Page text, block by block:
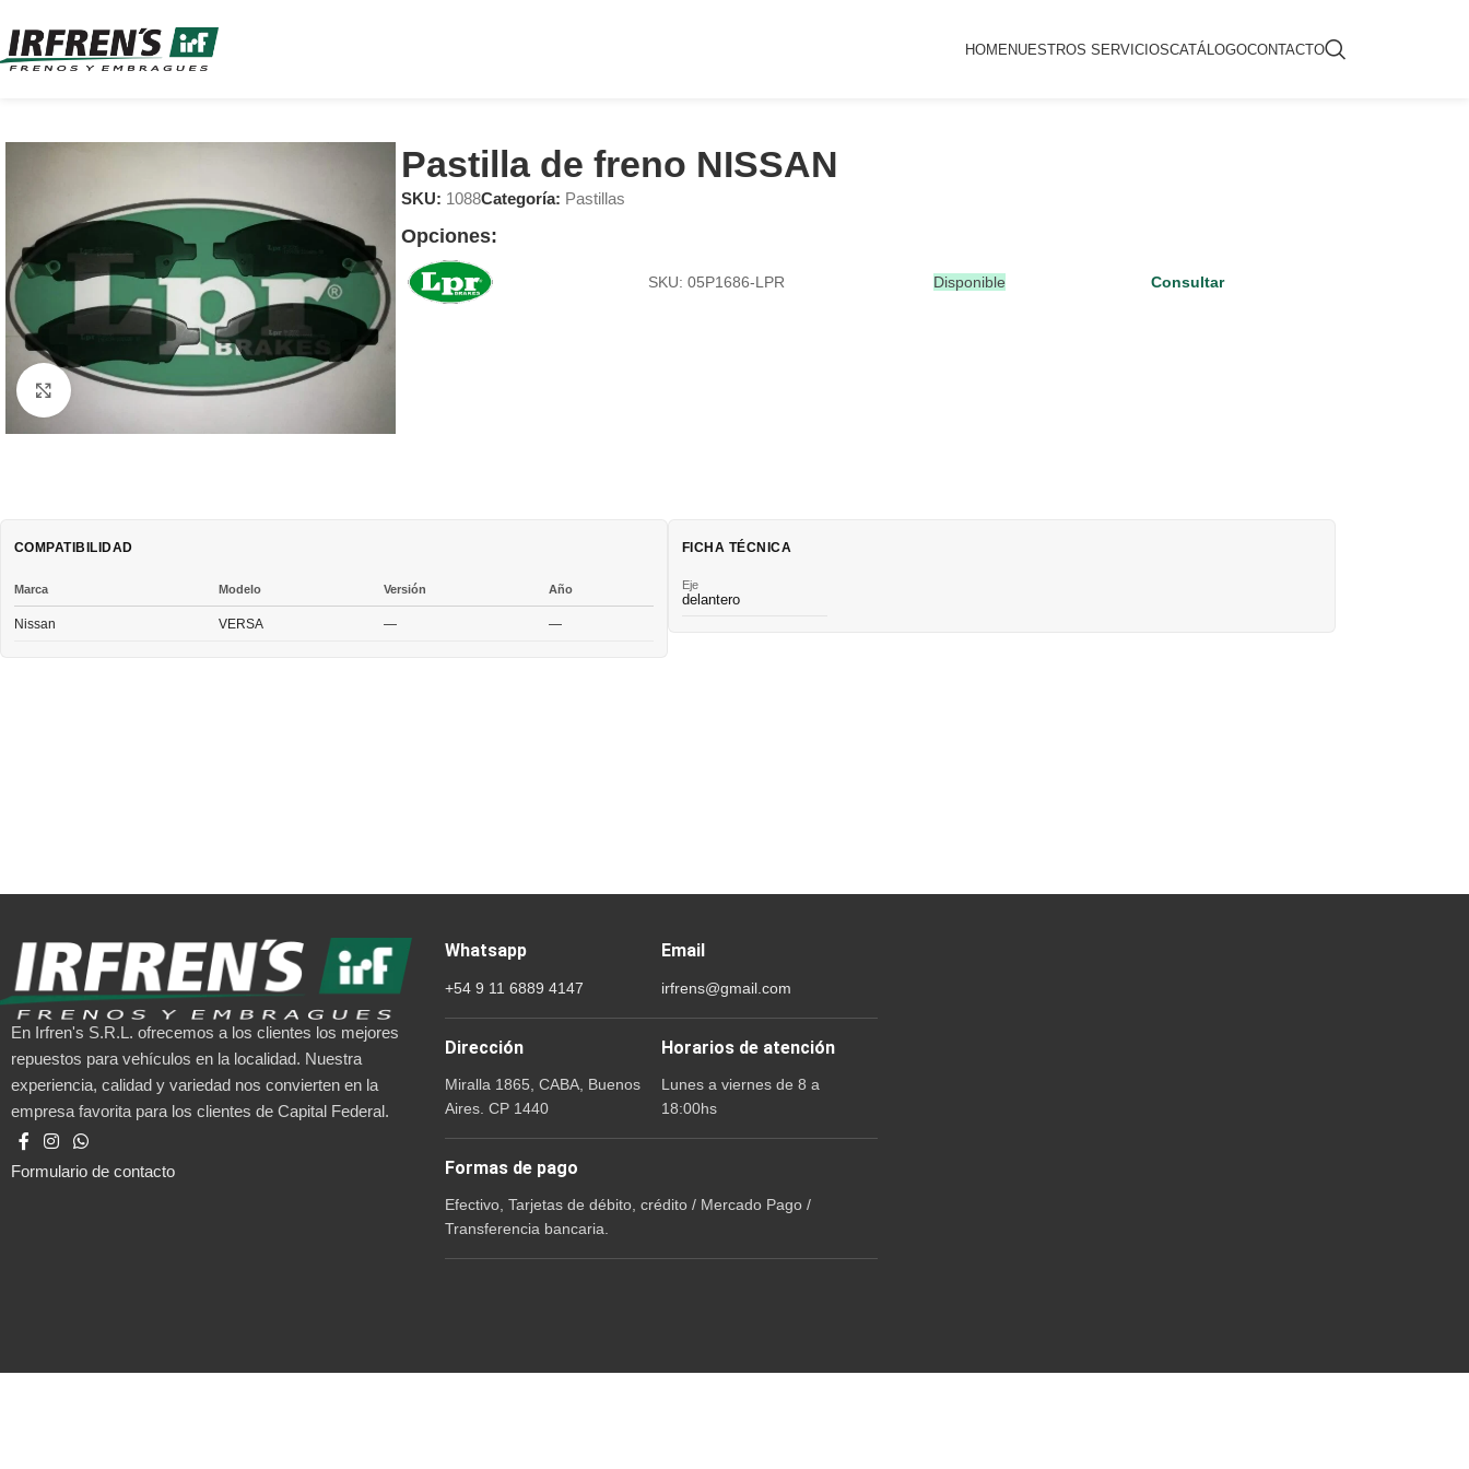
HOMENUESTROS SERVICIOSCATÁLOGOCONTACTO
Clic para ampliar
Pastilla de freno NISSAN
SKU: 1088Categoría: Pastillas
Opciones:
SKU: 05P1686-LPR Disponible Consultar
COMPATIBILIDAD
Marca Modelo Versión Año
Nissan VERSA — —
FICHA TÉCNICA
Eje
delantero
En Irfren's S.R.L. ofrecemos a los clientes los mejores
repuestos para vehículos en la localidad. Nuestra
experiencia, calidad y variedad nos convierten en la
empresa favorita para los clientes de Capital Federal.
Formulario de contacto
Whatsapp
+54 9 11 6889 4147
Email
irfrens@gmail.com
Dirección
Miralla 1865, CABA, Buenos
Aires. CP 1440
Horarios de atención
Lunes a viernes de 8 a
18:00hs
Formas de pago
Efectivo, Tarjetas de débito, crédito / Mercado Pago /
Transferencia bancaria.